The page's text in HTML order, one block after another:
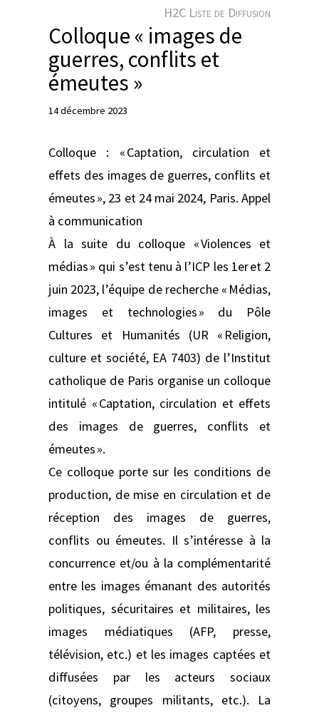
H2C Liste de Diffusion
Colloque « images de
guerres, conflits et
émeutes »
14 décembre 2023
Colloque : « Captation, circulation et
effets des images de guerres, conflits et
émeutes », 23 et 24 mai 2024, Paris. Appel
à communication
À la suite du colloque « Violences et
médias » qui s’est tenu à l’ICP les 1er et 2
juin 2023, l’équipe de recherche « Médias,
images et technologies » du Pôle
Cultures et Humanités (UR « Religion,
culture et société, EA 7403) de l’Institut
catholique de Paris organise un colloque
intitulé « Captation, circulation et effets
des images de guerres, conflits et
émeutes ».
Ce colloque porte sur les conditions de
production, de mise en circulation et de
réception des images de guerres,
conflits ou émeutes. Il s’intéresse à la
concurrence et/ou à la complémentarité
entre les images émanant des autorités
politiques, sécuritaires et militaires, les
images médiatiques (AFP, presse,
télévision, etc.) et les images captées et
diffusées par les acteurs sociaux
(citoyens, groupes militants, etc.). La